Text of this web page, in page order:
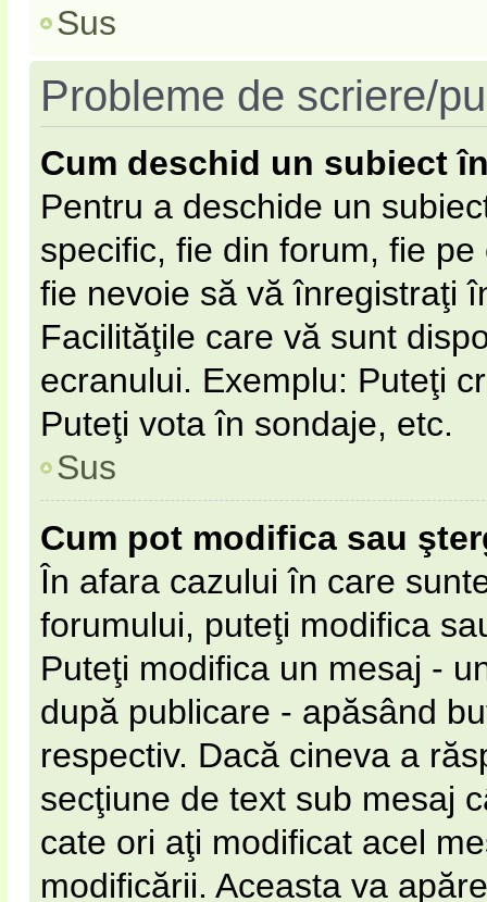
Sus
Probleme de scriere/
Cum deschid un subiect
Pentru a deschide un
specific, fie din forum, fie
fie nevoie să vă înregistraţi
Facilităţile care vă sunt
ecranului. Exemplu: Puteţi
Puteţi vota în sondaje, etc.
Sus
Cum pot modifica sau
În afara cazului în care
forumului, puteţi modifica
Puteţi modifica un mesaj -
după publicare - apăsând
respectiv. Dacă cineva a
secţiune de text sub mesaj
cate ori aţi modificat acel
modificării. Aceasta va